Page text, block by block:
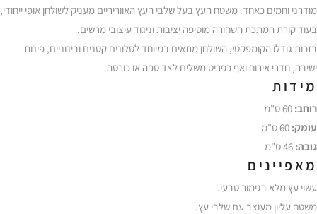
מודרני וחמים כאחד. משטח העץ בעל שלבי העץ האווריריים מעניק לשולחן אופי ייחודי,
בעוד קורת המתכת השחורה מוסיפה יציבות וניגוד עיצובי מרשים.
בזכות גודלו הקומפקטי, השולחן מתאים במיוחד לסלונים קטנים ובינוניים, פינות
ישיבה, חדרי אירוח ואף כפריט משלים לצד ספה או כורסה.
מידות
רוחב:
עומק:
גובה:
מאפיינים
עשוי עץ מלא בגימור טבעי.
משטח עליון מעוצב עם שלבי עץ.